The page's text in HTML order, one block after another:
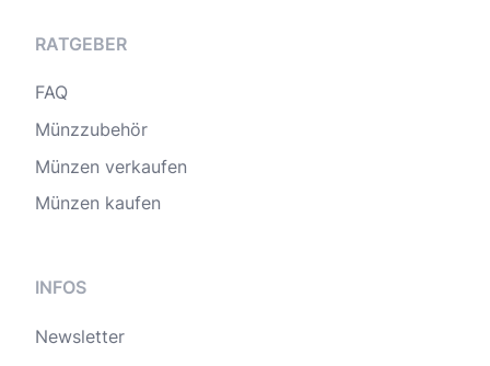
RATGEBER
FAQ
Münzzubehör
Münzen verkaufen
Münzen kaufen
INFOS
Newsletter